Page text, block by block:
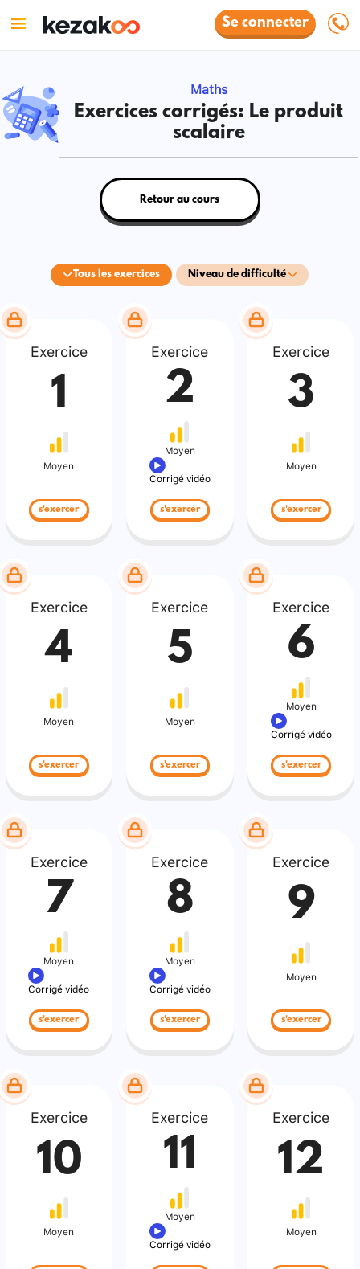
Se connecter
Maths
Exercices corrigés: Le produit
scalaire
Tous les exercices Niveau de difficulté
Retour au cours
Exercice
1
Moyen
s'exercer
Exercice
2
Moyen
Corrigé vidéo
s'exercer
Exercice
3
Moyen
s'exercer
Exercice
4
Moyen
s'exercer
Exercice
5
Moyen
s'exercer
Exercice
6
Moyen
Corrigé vidéo
s'exercer
Exercice
7
Moyen
Corrigé vidéo
s'exercer
Exercice
8
Moyen
Corrigé vidéo
s'exercer
Exercice
9
Moyen
s'exercer
Exercice
10
Moyen
Exercice
11
Moyen
Corrigé vidéo
Exercice
12
Moyen